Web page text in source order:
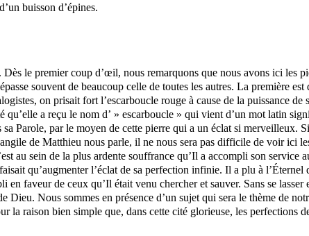
buisson d’épines.
le premier coup d’œil, nous remarquons que nous avons ici les
souvent de beaucoup celle de toutes les autres. La première
on prisait fort l’escarboucle rouge à cause de la puissance
qu’elle a reçu le nom d’ » escarboucle » qui vient d’un mot latin
Parole, par le moyen de cette pierre qui a un éclat si merveilleux.
de Matthieu nous parle, il ne nous sera pas difficile de voir ici
au sein de la plus ardente souffrance qu’Il a accompli son service
qu’augmenter l’éclat de sa perfection infinie. Il a plu à l’Éternel
faveur de ceux qu’Il était venu chercher et sauver. Sans se
Nous sommes en présence d’un sujet qui sera le thème de
la raison bien simple que, dans cette cité glorieuse, les perfections